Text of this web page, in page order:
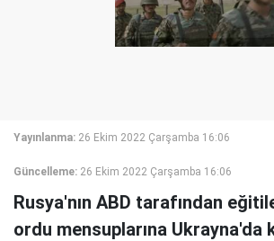
Yayınlanma: 26 Ekim 2022 Çarşamba 16:06
Güncelleme: 26 Ekim 2022 Çarşamba 16:06
Rusya'nın ABD tarafından
ordu mensuplarına Ukrayna'da